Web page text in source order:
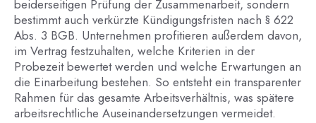
beiderseitigen Prüfung der Zusammenarbeit, sondern
bestimmt auch verkürzte Kündigungsfristen nach § 622
Abs. 3 BGB. Unternehmen profitieren außerdem davon,
im Vertrag festzuhalten, welche Kriterien in der
Probezeit bewertet werden und welche Erwartungen an
die Einarbeitung bestehen. So entsteht ein transparenter
Rahmen für das gesamte Arbeitsverhältnis, was spätere
arbeitsrechtliche Auseinandersetzungen vermeidet.